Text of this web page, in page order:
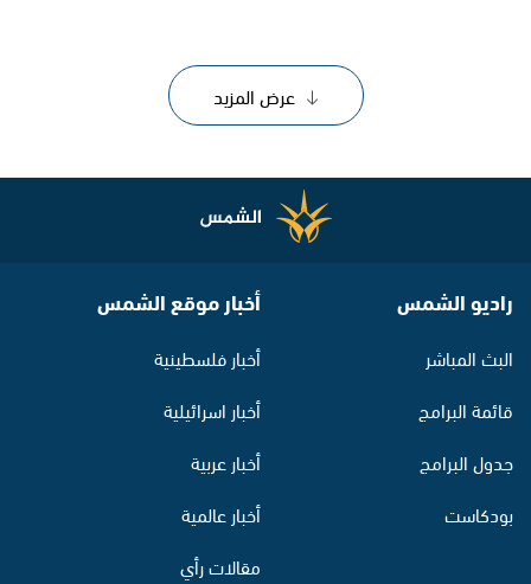
عرض المزيد
راديو الشمس
البث المباشر
قائمة البرامج
جدول البرامج
بودكاست
أخبار موقع الشمس
أخبار فلسطينية
أخبار اسرائيلية
أخبار عربية
أخبار عالمية
مقالات رأي